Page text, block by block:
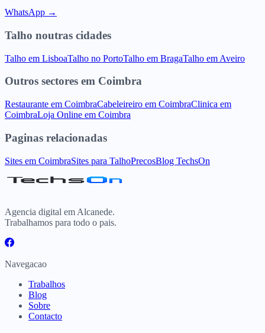
WhatsApp →
Talho noutras cidades
Talho em LisboaTalho no PortoTalho em BragaTalho em Aveiro
Outros sectores em Coimbra
Restaurante em CoimbraCabeleireiro em CoimbraClinica em
CoimbraLoja Online em Coimbra
Paginas relacionadas
Sites em CoimbraSites para TalhoPrecosBlog TechsOn
Agencia digital em Alcanede.
Trabalhamos para todo o pais.
Navegacao
Trabalhos
Blog
Sobre
Contacto